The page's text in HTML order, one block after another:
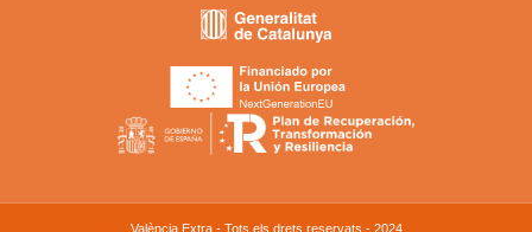
València Extra - Tots els drets reservats - 2024